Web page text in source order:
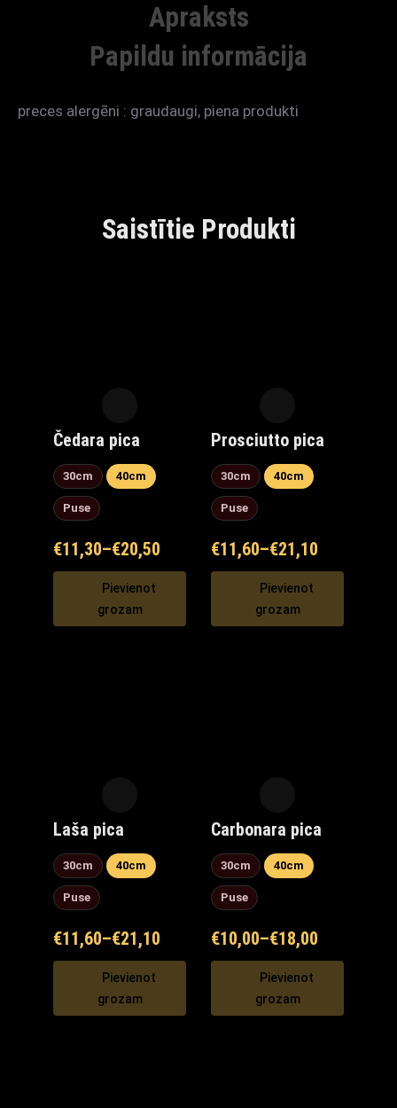
Apraksts
Papildu informācija
preces alergēni : graudaugi, piena produkti
Saistītie Produkti
Čedara pica
30cm 40cm
Puse
€11,30–€20,50
Pievienot
grozam
Prosciutto pica
30cm 40cm
Puse
€11,60–€21,10
Pievienot
grozam
Laša pica
30cm 40cm
Puse
€11,60–€21,10
Pievienot
grozam
Carbonara pica
30cm 40cm
Puse
€10,00–€18,00
Pievienot
grozam
Maxi Mārupe Asistents